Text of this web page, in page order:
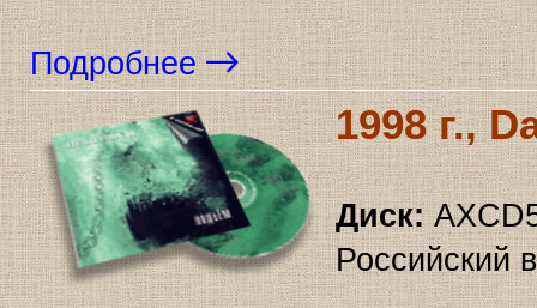
Подробнее
1998 г.,
Диск:
Российский